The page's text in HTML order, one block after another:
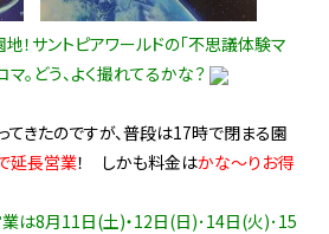
！サントピアワールドの「不思議体験マ
マ。どう、よく撮れてるかな？
てきたのですが、普段は17時で閉まる園
延長営業！ しかも料金はかな～りお得
業は8月11日(土)・12日(日)･14日(火)･15